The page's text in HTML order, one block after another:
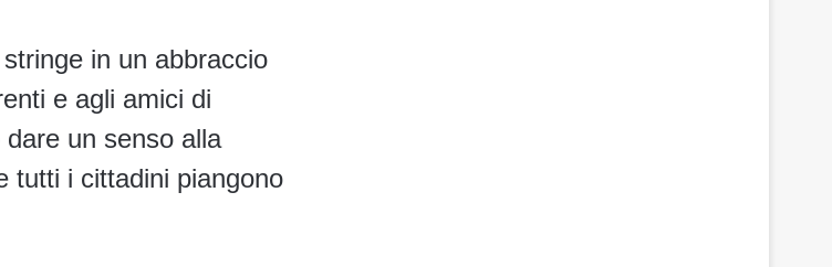
in un abbraccio
e agli amici di
un senso alla
tutti i cittadini piangono